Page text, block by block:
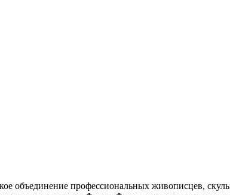
объединение профессиональных живописцев,